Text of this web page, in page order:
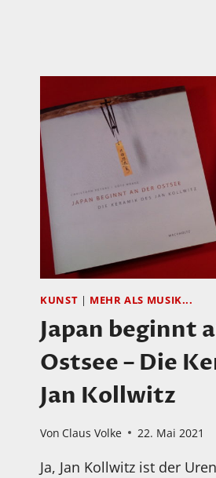
KUNST | MEHR ALS MUSIK...
Japan beginnt
Ostsee – Die
Jan Kollwitz
Von Claus Volke 22. Mai 2021
Ja, Jan Kollwitz ist der